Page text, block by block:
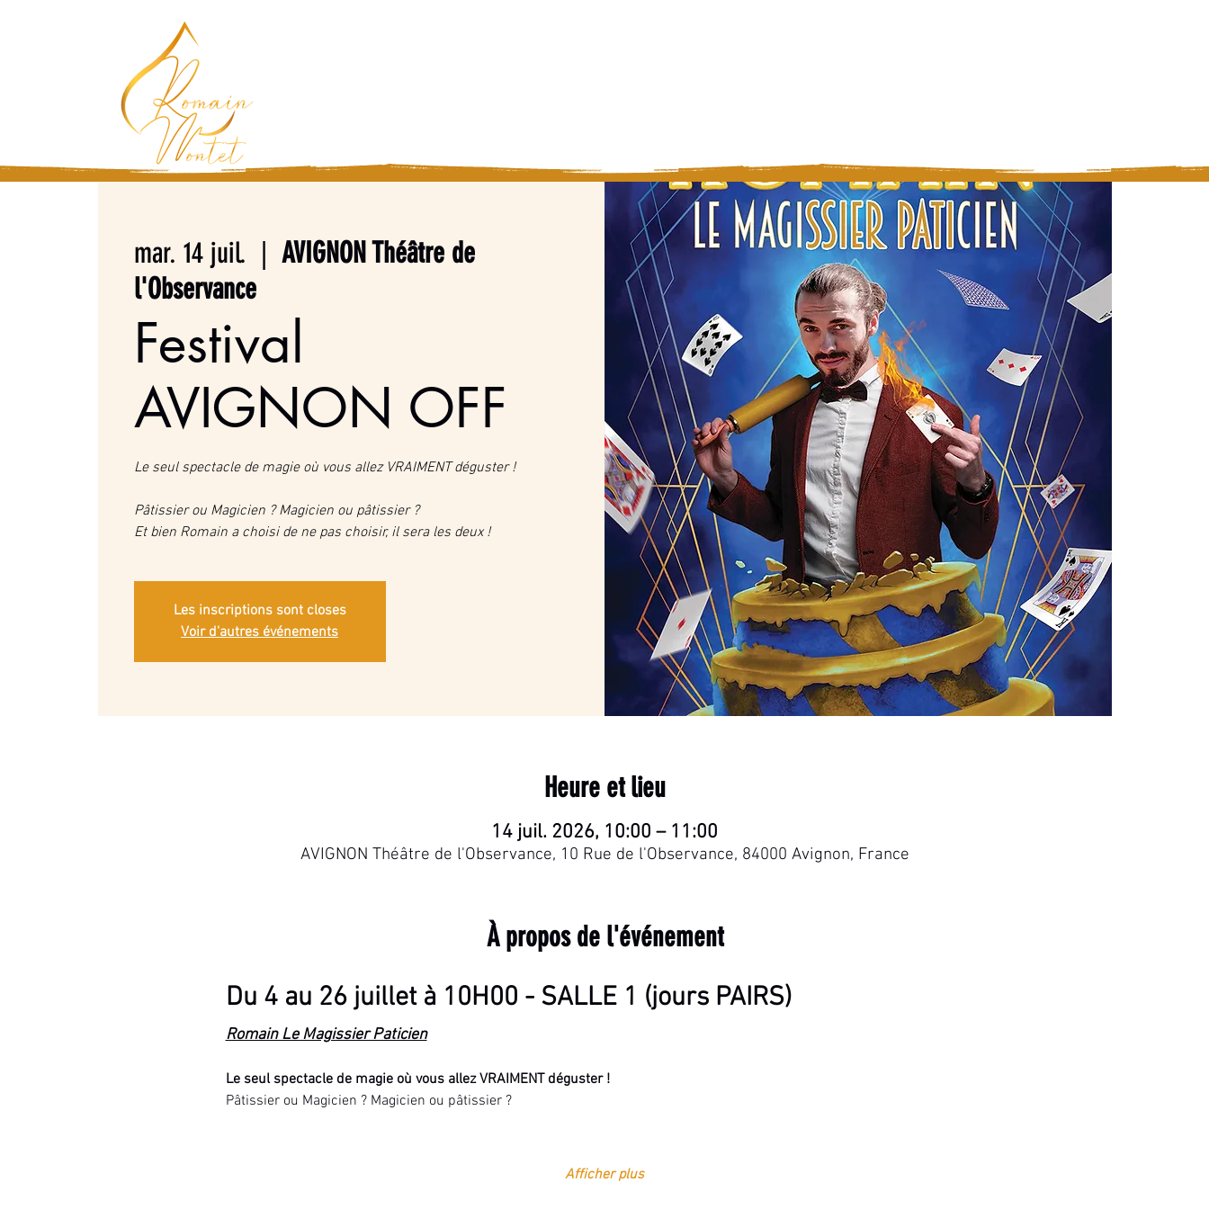
mar. 14 juil.
  |
AVIGNON Théâtre de
l'Observance
Festival
AVIGNON OFF
Le seul spectacle de magie où vous allez VRAIMENT déguster !
Pâtissier ou Magicien ? Magicien ou pâtissier ?
Et bien Romain a choisi de ne pas choisir, il sera les deux !
Les inscriptions sont closes
Voir d'autres événements
Heure et lieu
14 juil. 2026, 10:00 – 11:00
AVIGNON Théâtre de l'Observance, 10 Rue de l'Observance, 84000 Avignon, France
À propos de l'événement
Du 4 au 26 juillet à 10H00 - SALLE 1 (jours PAIRS)
Romain Le Magissier Paticien
Le seul spectacle de magie où vous allez VRAIMENT déguster !
Pâtissier ou Magicien ? Magicien ou pâtissier ?
Afficher plus